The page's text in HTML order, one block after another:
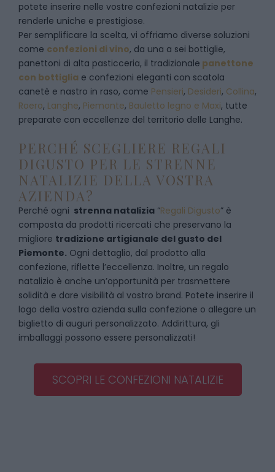
potete inserire nelle vostre confezioni natalizie per
renderle uniche e prestigiose.
Per semplificare la scelta, vi offriamo diverse soluzioni
come confezioni di vino, da una a sei bottiglie,
panettoni di alta pasticceria, il tradizionale panettone
con bottiglia e confezioni eleganti con scatola
canetè e nastro in raso, come Pensieri, Desideri, Collina,
Roero, Langhe, Piemonte, Bauletto legno e Maxi, tutte
preparate con eccellenze del territorio delle Langhe.
PERCHÉ SCEGLIERE REGALI
DIGUSTO PER LE STRENNE
NATALIZIE DELLA VOSTRA
AZIENDA?
Perché ogni strenna natalizia “Regali Digusto” è
composta da prodotti ricercati che preservano la
migliore tradizione artigianale del gusto del
Piemonte. Ogni dettaglio, dal prodotto alla
confezione, riflette l’eccellenza. Inoltre, un regalo
natalizio è anche un’opportunità per trasmettere
solidità e dare visibilità al vostro brand. Potete inserire il
logo della vostra azienda sulla confezione o allegare un
biglietto di auguri personalizzato. Addirittura, gli
imballaggi possono essere personalizzati!
SCOPRI LE CONFEZIONI NATALIZIE